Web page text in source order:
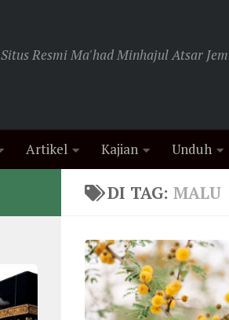
Situs Resmi Ma'had Minhajul Atsar
Artikel Kajian Unduh
DI TAG: MALU